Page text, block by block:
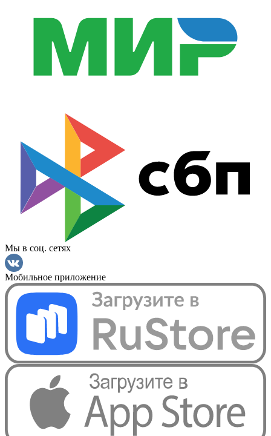
Мы в соц. сетях
Мобильное приложение